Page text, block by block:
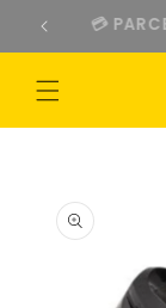
para o
conteúdo
💳
informações
do produto